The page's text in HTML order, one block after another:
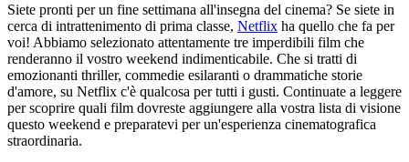
Siete pronti per un fine settimana all'insegna del cinema? Se siete in
cerca di intrattenimento di prima classe, Netflix ha quello che fa per
voi! Abbiamo selezionato attentamente tre imperdibili film che
renderanno il vostro weekend indimenticabile. Che si tratti di
emozionanti thriller, commedie esilaranti o drammatiche storie
d'amore, su Netflix c'è qualcosa per tutti i gusti. Continuate a leggere
per scoprire quali film dovreste aggiungere alla vostra lista di visione
questo weekend e preparatevi per un'esperienza cinematografica
straordinaria.